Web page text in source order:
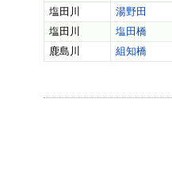
塩田川
湯野田
塩田川
塩田橋
鹿島川
組知橋